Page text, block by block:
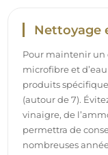
Nettoyage
Pour maintenir un
microfibre et
produits
(autour de 7).
vinaigre, de
permettra de
nombreuses